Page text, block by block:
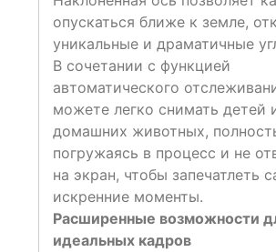
опускаться ближе к земле,
уникальные и драматичные
В сочетании с функцией
автоматического
можете легко снимать детей
домашних животных,
погружаясь в процесс и не
на экран, чтобы запечатлеть
искренние моменты.
Расширенные возможности
идеальных кадров